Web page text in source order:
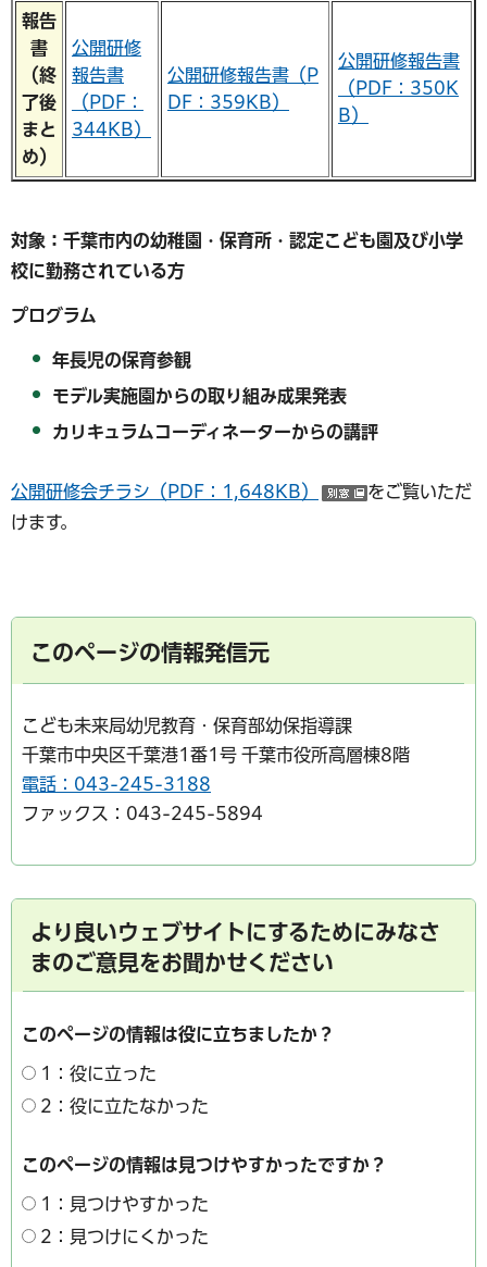
報告
書
（終
了後
まと
め）
公開研修
報告書
（PDF：
344KB）
公開研修報告書（P
DF：359KB）
公開研修報告書
（PDF：350K
B）
対象：千葉市内の幼稚園・保育所・認定こども園及び小学
校に勤務されている方
プログラム
年長児の保育参観
モデル実施園からの取り組み成果発表
カリキュラムコーディネーターからの講評
公開研修会チラシ（PDF：1,648KB）
（別ウインド
をご覧いただ
けます。
このページの情報発信元
こども未来局幼児教育・保育部幼保指導課
千葉市中央区千葉港1番1号 千葉市役所高層棟8階
電話：043-245-3188
ファックス：043-245-5894
より良いウェブサイトにするためにみなさ
まのご意見をお聞かせください
このページの情報は役に立ちましたか？
1：役に立った
2：役に立たなかった
このページの情報は見つけやすかったですか？
1：見つけやすかった
2：見つけにくかった